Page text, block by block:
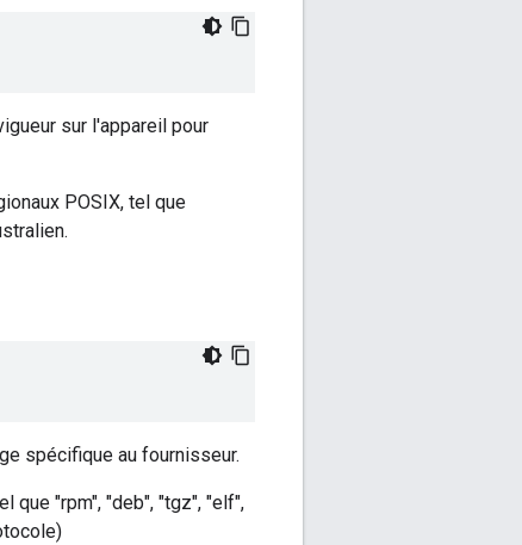
sur l'appareil pour
POSIX, tel que
spécifique au fournisseur.
que "rpm", "deb", "tgz", "elf",